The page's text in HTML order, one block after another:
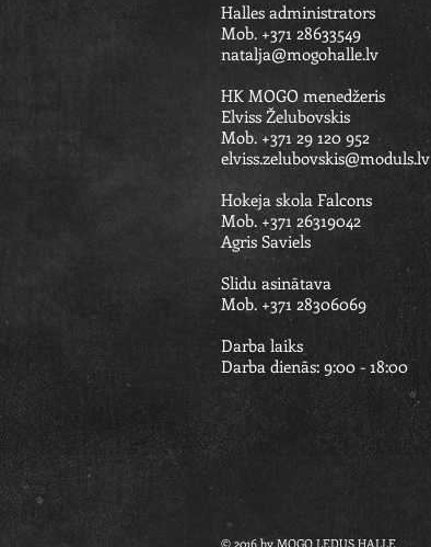
Halles administrators
Mob. +371 28633549
natalja@mogohalle.lv
HK MOGO menedžeris
Elviss Želubovskis
Mob. +371 29 120 952
elviss.zelubovskis@moduls.lv
Hokeja skola Falcons
Mob. +371 26319042
Agris Saviels​​
Slidu asinātava
Mob. +371 28306069
Darba laiks
Darba dienās: 9:00 - 18:00
© 2016 by MOGO LEDUS HALLE